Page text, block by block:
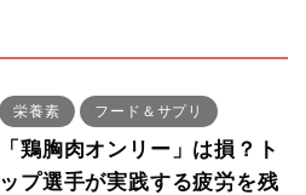
栄養素 フード＆サプリ
「鶏胸肉オンリー」は損？ト
ップ選手が実践する疲労を残